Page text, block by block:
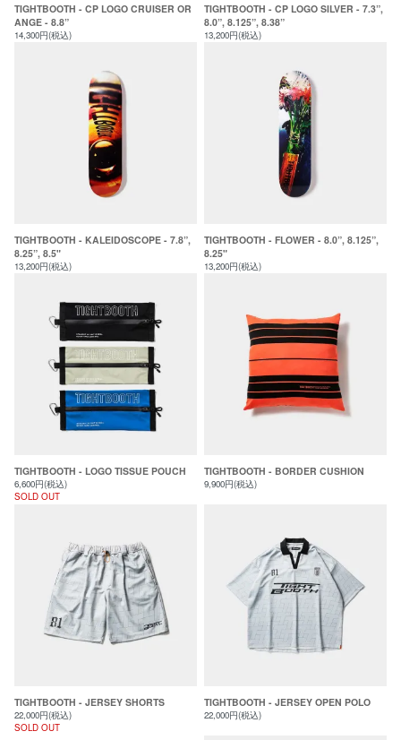
TIGHTBOOTH - CP LOGO CRUISER OR
ANGE - 8.8”
14,300円(税込)
TIGHTBOOTH - CP LOGO SILVER - 7.3”,
8.0”, 8.125”, 8.38”
13,200円(税込)
TIGHTBOOTH - KALEIDOSCOPE - 7.8”,
8.25”, 8.5"
13,200円(税込)
TIGHTBOOTH - FLOWER - 8.0”, 8.125”,
8.25"
13,200円(税込)
TIGHTBOOTH - LOGO TISSUE POUCH
6,600円(税込)
SOLD OUT
TIGHTBOOTH - BORDER CUSHION
9,900円(税込)
TIGHTBOOTH - JERSEY SHORTS
22,000円(税込)
SOLD OUT
TIGHTBOOTH - JERSEY OPEN POLO
22,000円(税込)